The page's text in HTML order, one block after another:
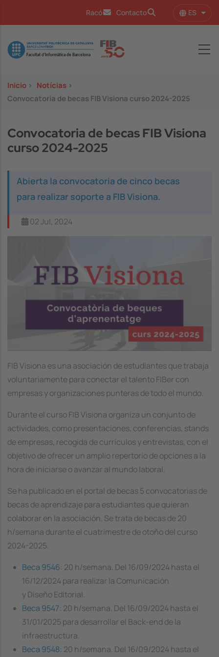
Racó Contacto ES
Image
Inicio > Notícias >
Convocatoria de becas FIB Visiona curso 2024-2025
Convocatoria de becas FIB Visiona
curso 2024-2025
Abierta la convocatoria de cinco becas
para realizar soporte a FIB Visiona.
02 Jul, 2024
FIB Visiona es una asociación de estudiantes que trabaja
voluntariamente para conectar el talento FIBer con
empresas y organizaciones punteras de todo el mundo.
Durante el curso FIB Visiona organiza un conjunto de
actividades, como presentaciones, conferencias, stands
de empresas, recogida de currículos y entrevistas, con el
objetivo de ofrecer un amplio repertorio de opciones a la
hora de iniciarse o avanzar al mundo laboral.
Se ha publicado en el portal de becas 5 convocatorias de
becas de aprendizaje para estudiantes que quieran
colaborar en la asociación. Se trata de becas de 20
h/semana durante el cuatrimestre de otoño del curso
2024-2025.
Beca 9546: 20 h/semana. Del 16/09/2024 hasta el
16/12/2024 para realizar la Comunicación
y Diseño Editorial.
Beca 9547: 20 h/semana. Del 16/09/2024 hasta el
31/01/2025 para desarrollar el Back-end de la
infraestructura.
Beca 9548: 20 h/semana. Del 16/09/2024 hasta el